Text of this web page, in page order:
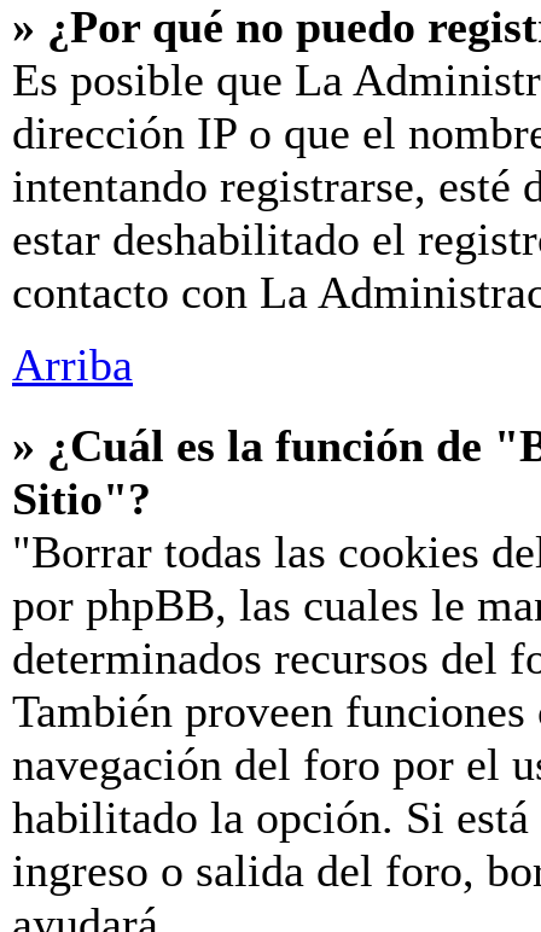
» ¿Por qué no puedo
Es posible que La
dirección IP o que el
intentando registrarse, esté
estar deshabilitado el
contacto con La
Arriba
» ¿Cuál es la función de
Sitio"?
"Borrar todas las cookies
por phpBB, las cuales le
determinados recursos del
También proveen
navegación del foro por el
habilitado la opción. Si
ingreso o salida del foro,